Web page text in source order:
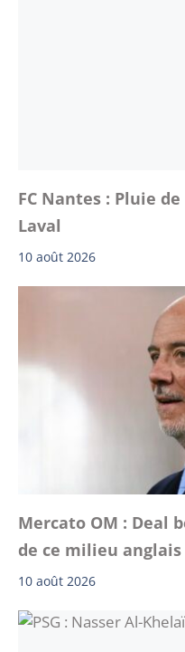
FC Nantes : Pluie
Laval
10 août 2026
Mercato OM : Deal
de ce milieu anglais
10 août 2026